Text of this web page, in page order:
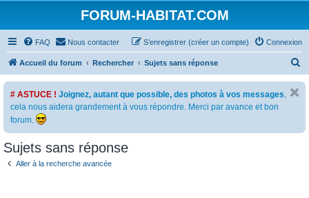
FORUM-HABITAT.COM
FAQ Nous contacter Connexion
S’enregistrer (créer un compte)
Accueil du forum Rechercher Sujets sans réponse
e
# ASTUCE ! Joignez, autant que possible, des photos à vos messages,
cela nous aidera grandement à vous répondre. Merci par avance et bon
forum.
Sujets sans réponse
Aller à la recherche avancée